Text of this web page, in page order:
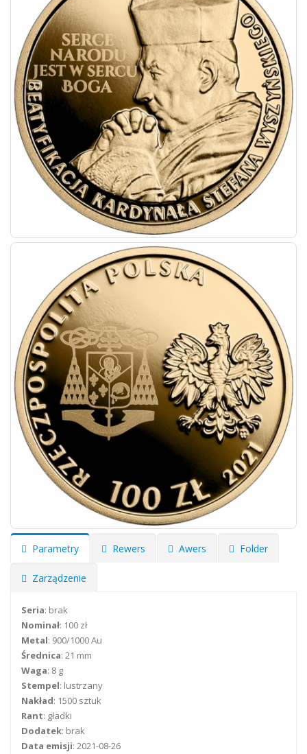
Parametry Rewers Awers Folder
Zarządzenie
Seria: brak
Nominał: 100 zł
Metal: 900/1000 Au
Średnica: 21 mm
Waga: 8 g
Stempel: lustrzany
Nakład: 1500 sztuk
Rant: gładki
Dodatek: brak
Data emisji: 2021-08-26